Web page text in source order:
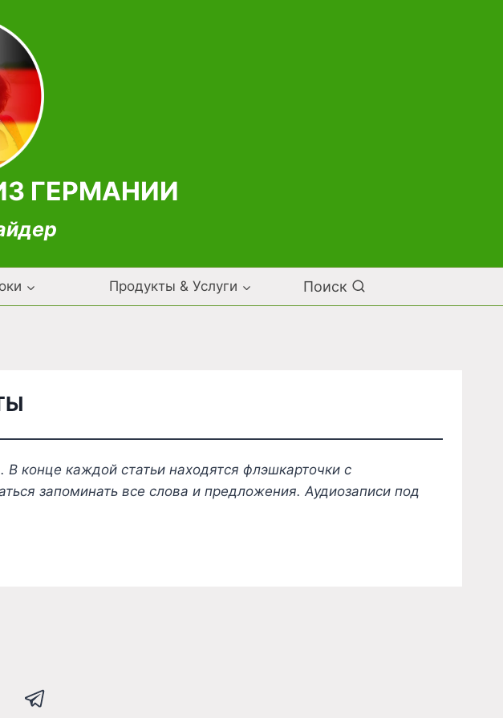
ГЕРМАНИИ
Продукты & Услуги Поиск
конце каждой статьи находятся флэшкарточки с
запоминать все слова и предложения. Аудиозаписи под